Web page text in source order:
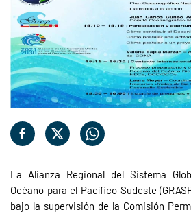
La Alianza Regional del Sistema
Océano para el Pacífico Sudeste
bajo la supervisión de la Comisión